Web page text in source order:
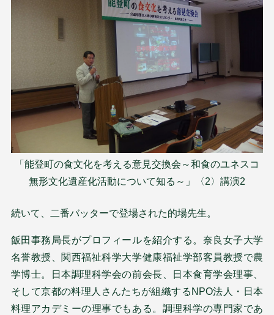
「能登町の食文化を考える意見交換会～和食のユネスコ
無形文化遺産化活動について知る～」〈2〉講演2
続いて、二番バッターで登場された的場先生。
飯田事務局長がプロフィールを紹介する。奈良女子大学
名誉教授、関西福祉科学大学健康福祉学部客員教授で農
学博士。日本調理科学会の前会長、日本食育学会理事、
そして京都の料理人さんたちが組織するNPO法人・日本
料理アカデミーの理事でもある。調理科学の専門家であ